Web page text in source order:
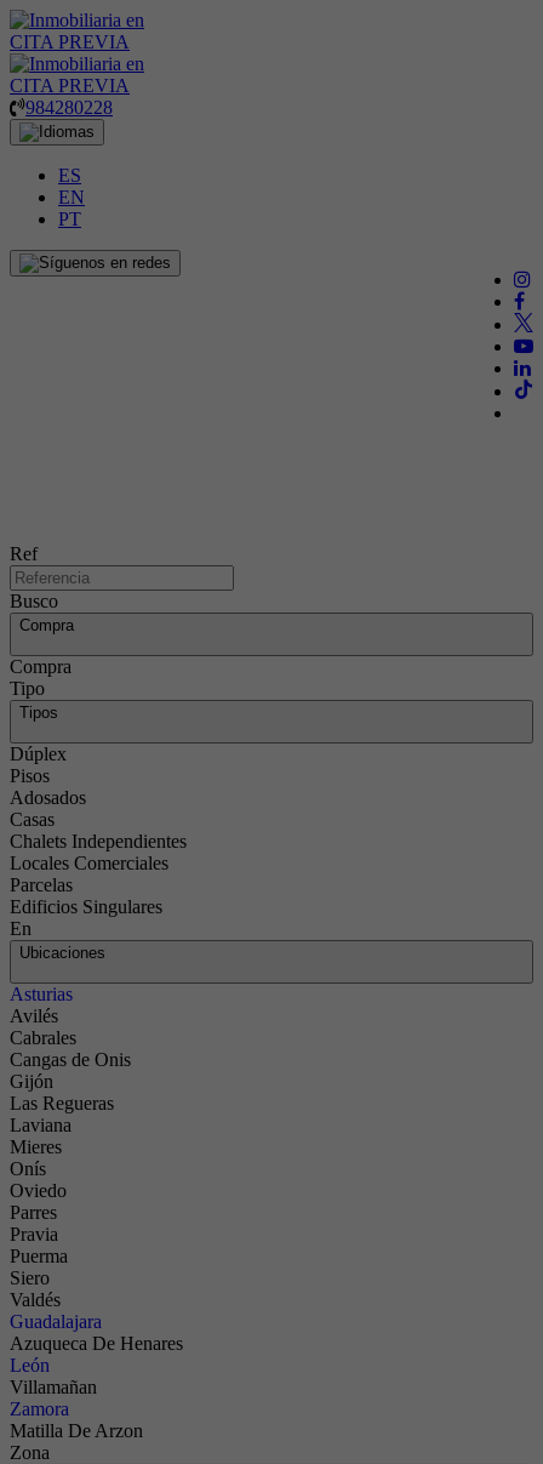
984280228
ES
EN
PT
Ref
Busco
Compra
Compra
Tipo
Tipos
Dúplex
Pisos
Adosados
Casas
Chalets Independientes
Locales Comerciales
Parcelas
Edificios Singulares
En
Ubicaciones
Asturias
Avilés
Cabrales
Cangas de Onis
Gijón
Las Regueras
Laviana
Mieres
Onís
Oviedo
Parres
Pravia
Puerma
Siero
Valdés
Guadalajara
Azuqueca De Henares
León
Villamañan
Zamora
Matilla De Arzon
Zona